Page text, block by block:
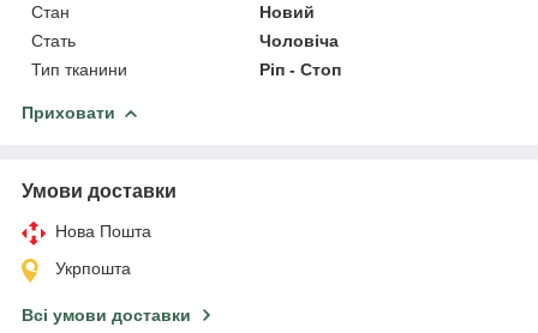
Стан
Новий
Стать
Чоловіча
Тип тканини
Ріп - Стоп
Приховати
Умови доставки
Нова Пошта
Укрпошта
Всі умови доставки